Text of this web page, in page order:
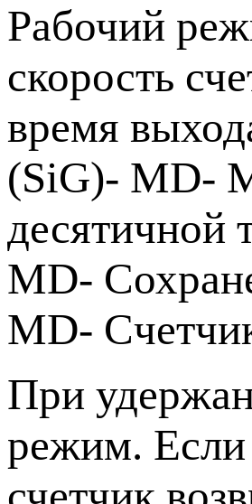
Рабочий
cкорость
время
(SiG)- MD-
десятичной
MD-
MD-
При
режим. Если